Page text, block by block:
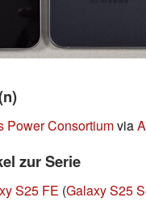
Power Consortiumvia
zur Serie
S25 FE (Galaxy S25